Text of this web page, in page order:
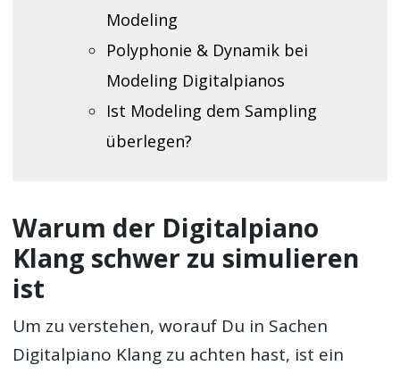
Modeling
Polyphonie & Dynamik bei
Modeling Digitalpianos
Ist Modeling dem Sampling
überlegen?
Warum der Digitalpiano
Klang schwer zu simulieren
ist
Um zu verstehen, worauf Du in Sachen
Digitalpiano Klang zu achten hast, ist ein